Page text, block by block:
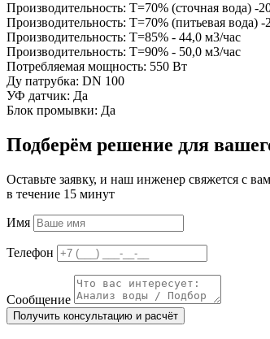
Производительность: Т=70% (сточная вода) -
Производительность: Т=70% (питьевая вода) -
Производительность: Т=85% - 44,0 м3/час
Производительность: Т=90% - 50,0 м3/час
Потребляемая мощность: 550 Вт
Ду патрубка: DN 100
УФ датчик: Да
Блок промывки: Да
Подберём решение для
Оставьте заявку, и наш инженер свяжется с
в течение 15 минут
Имя
Телефон
Сообщение
Получить консультацию и расчёт